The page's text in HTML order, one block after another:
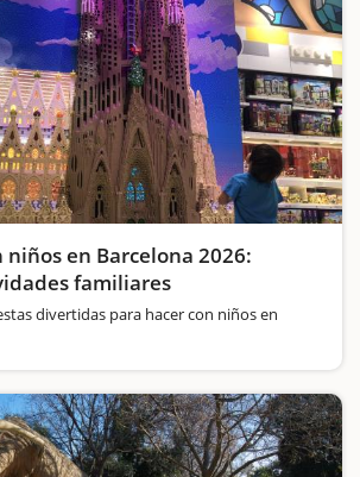
niños en Barcelona 2026:
familiares
divertidas para hacer con niños en